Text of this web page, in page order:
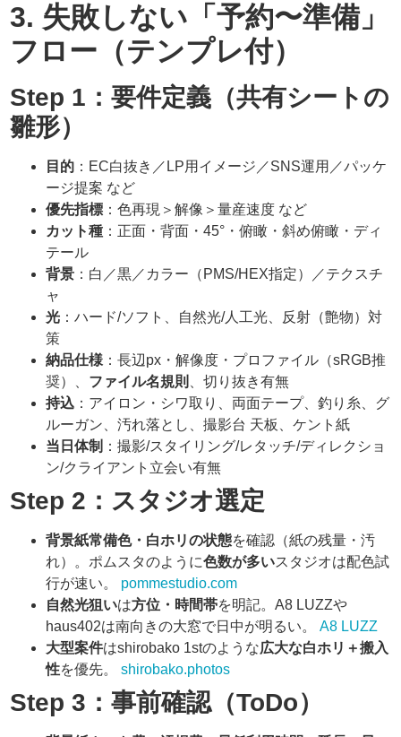
3. 失敗しない「予約〜準備」
フロー（テンプレ付）
Step 1：要件定義（共有シートの
雛形）
目的 ：EC白抜き／LP用イメージ／SNS運用／パッケ
ージ提案 など
優先指標 ：色再現＞解像＞量産速度 など
カット種 ：正面・背面・45°・俯瞰・斜め俯瞰・ディ
テール
背景 ：白／黒／カラー（PMS/HEX指定）／テクスチ
ャ
光 ：ハード/ソフト、自然光/人工光、反射（艶物）対
策
納品仕様 ：長辺px・解像度・プロファイル（sRGB推
奨）、 ファイル名規則
、切り抜き有無
持込 ：アイロン・シワ取り、両面テープ、釣り糸、グ
ルーガン、汚れ落とし、撮影台 天板、ケント紙
当日体制 ：撮影/スタイリング/レタッチ/ディレクショ
ン/クライアント立会い有無
Step 2：スタジオ選定
背景紙常備色・白ホリの状態を確認（紙の残量・汚
れ）。ポムスタのように色数が多いスタジオは配色試
行が速い。 pommestudio.com
自然光狙いは方位・時間帯を明記。A8 LUZZや
haus402は南向きの大窓で日中が明るい。A8 LUZZ
大型案件はshirobako 1stのような広大な白ホリ＋搬入
性を優先。shirobako.photos
Step 3：事前確認（ToDo）